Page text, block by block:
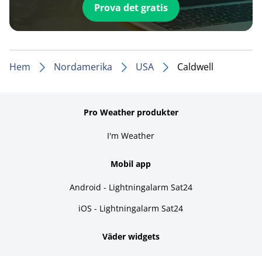
Prova det gratis
Hem Nordamerika USA Caldwell
Pro Weather produkter
I'm Weather
Mobil app
Android - Lightningalarm Sat24
iOS - Lightningalarm Sat24
Väder widgets